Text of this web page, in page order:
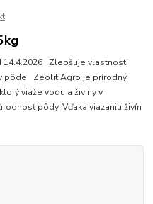
Zlepšuje vlastnosti
v pôde Zeolit Agro je prírodný
viaže vodu a živiny v
pôdy. Vďaka viazaniu živín